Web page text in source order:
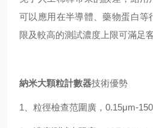
可以應用在半導體、藥物蛋白等
限及較高的測試濃度上限可滿足
納米大顆粒計數器技術優勢
1、粒徑檢查范圍廣，0.15μm-